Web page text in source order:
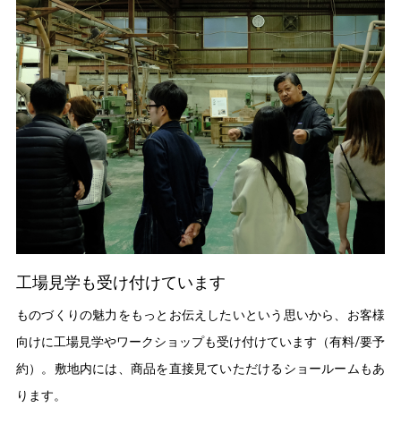
工場見学も受け付けています
ものづくりの魅力をもっとお伝えしたいという思いから、お客様
向けに工場見学やワークショップも受け付けています（有料/要予
約）。敷地内には、商品を直接見ていただけるショールームもあ
ります。